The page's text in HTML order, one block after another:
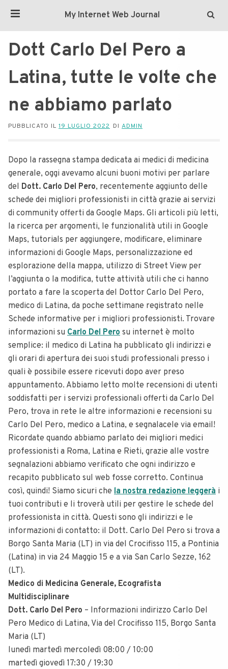
My Internet Web Journal
Dott Carlo Del Pero a
Latina, tutte le volte che
ne abbiamo parlato
PUBBLICATO IL 19 LUGLIO 2022 DI ADMIN
Dopo la rassegna stampa dedicata ai medici di medicina
generale, oggi avevamo alcuni buoni motivi per parlare
del Dott. Carlo Del Pero, recentemente aggiunto delle
schede dei migliori professionisti in città grazie ai servizi
di community offerti da Google Maps. Gli articoli più letti,
la ricerca per argomenti, le funzionalità utili in Google
Maps, tutorials per aggiungere, modificare, eliminare
informazioni di Google Maps, personalizzazione ed
esplorazione della mappa, utilizzo di Street View per
l’aggiunta o la modifica, tutte attività utili che ci hanno
portato a fare la scoperta del Dottor Carlo Del Pero,
medico di Latina, da poche settimane registrato nelle
Schede informative per i migliori professionisti. Trovare
informazioni su Carlo Del Pero su internet è molto
semplice: il medico di Latina ha pubblicato gli indirizzi e
gli orari di apertura dei suoi studi professionali presso i
quali è possibile essere ricevuti dopo aver preso
appuntamento. Abbiamo letto molte recensioni di utenti
soddisfatti per i servizi professionali offerti da Carlo Del
Pero, trova in rete le altre informazioni e recensioni su
Carlo Del Pero, medico a Latina, e segnalacele via email!
Ricordate quando abbiamo parlato dei migliori medici
professionisti a Roma, Latina e Rieti, grazie alle vostre
segnalazioni abbiamo verificato che ogni indirizzo e
recapito pubblicato sul web fosse corretto. Continua
così, quindi! Siamo sicuri che la nostra redazione leggerà i
tuoi contributi e li troverà utili per gestire le schede del
professionista in città. Questi sono gli indirizzi e le
informazioni di contatto: il Dott. Carlo Del Pero si trova a
Borgo Santa Maria (LT) in via del Crocifisso 115, a Pontinia
(Latina) in via 24 Maggio 15 e a via San Carlo Sezze, 162
(LT).
Medico di Medicina Generale, Ecografista
Multidisciplinare
Dott. Carlo Del Pero – Informazioni indirizzo Carlo Del
Pero Medico di Latina, Via del Crocifisso 115, Borgo Santa
Maria (LT)
lunedì martedì mercoledì 08:00 / 10:00
martedì giovedì 17:30 / 19:30